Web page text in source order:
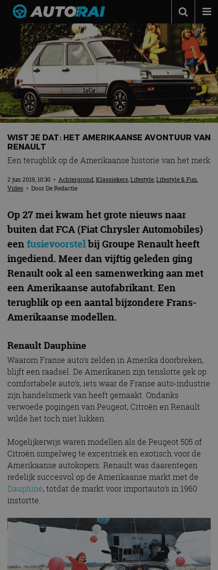
Autonieuws
Podcast
Autotests
Automerken
Adverteren
Contact
MotorRAI.nl
WIST JE DAT: HET AMERIKAANSE AVONTUUR VAN
RENAULT
Een terugblik op de Amerikaanse historie van het merk
2 jun 2019, 10:30 • Achtergrond,Klassiekers,Lifestyle,Lifestyle & Fun,
Video • DoorDe Redactie
Op 27 mei kwam het grote nieuws naar
buiten dat FCA (Fiat Chrysler Automobiles)
eenfusievoorstelbij Groupe Renault heeft
ingediend. Meer dan vijftig geleden ging
Renault ook al een samenwerking aan met
een Amerikaanse autofabrikant. Een
terugblik op een aantal bijzondere Frans-
Amerikaanse modellen.
Renault Dauphine
Waarom Franse auto’s zelden in Amerika doorbreken,
blijft een raadsel. De Amerikanen zijn tenslotte gek op
comfortabele auto’s, iets waar de Franse auto-industrie
zijn handelsmerk van heeft gemaakt. Ondanks
verwoede pogingen van Peugeot, Citroën en Renault
wilde het toch niet lukken.
Mogelijkerwijs waren modellen als de Peugeot 505 of
Citroën simpelweg te excentriek en exotisch voor de
Amerikaanse autokopers. Renault was daarentegen
redelijk succesvol op de Amerikaanse markt met de
Dauphine, totdat de markt voor importauto’s in 1960
instortte.